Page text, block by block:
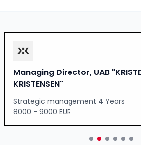
Managing Director, UAB
KRISTENSEN"
Strategic management 4 Years
8000 - 9000 EUR